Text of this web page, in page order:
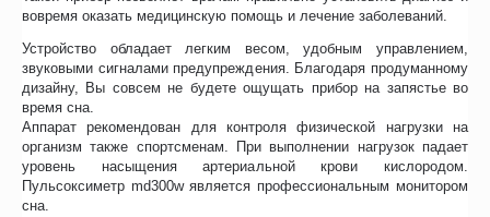
вовремя оказать медицинскую помощь и лечение заболеваний.
Устройство обладает легким весом, удобным управлением,
звуковыми сигналами предупреждения. Благодаря продуманному
дизайну, Вы совсем не будете ощущать прибор на запястье во
время сна.
Аппарат рекомендован для контроля физической нагрузки на
организм также спортсменам. При выполнении нагрузок падает
уровень насыщения артериальной крови кислородом.
Пульсоксиметр md300w является профессиональным монитором
сна.